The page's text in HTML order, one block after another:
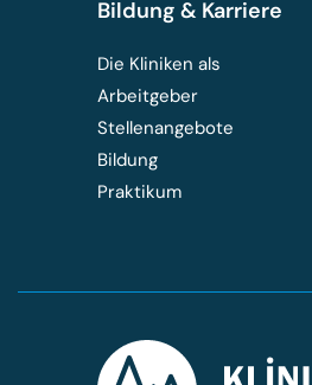
Bildung & Karriere
Die Kliniken als
Arbeitgeber
Stellenangebote
Bildung
Praktikum